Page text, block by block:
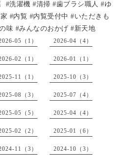
洗濯機 #清掃 #歯ブラシ職人 #ゆ
#内覧 #内覧受付中 #いただきも
味 #みんなのおかげ #新天地
05（1） 2026-04（4）
02（1） 2026-01（1）
11（1） 2025-10（3）
08（3） 2025-07（4）
05（5） 2025-04（4）
02（2） 2025-01（6）
11（3） 2024-10（3）